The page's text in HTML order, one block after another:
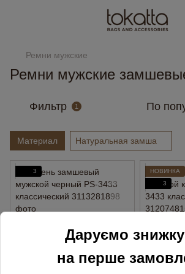
Даруємо
на перше
Ремни мужские
Ремни мужские
Фильтр 1 По
Материал Натуральная замша
3
НОВИНКА
3